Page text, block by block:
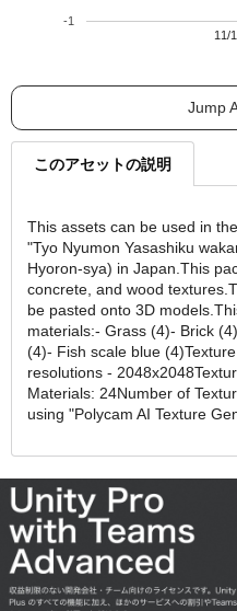
11/
-1
Jump
このアセットの説明
This assets can be used in
"Tyo Nyumon Yasashiku
Hyoron-sya) in Japan.This
concrete, and wood
be pasted onto 3D
materials:- Grass (4)- Brick
(4)- Fish scale blue
resolutions -
Materials: 24Number of
using "Polycam AI Texture